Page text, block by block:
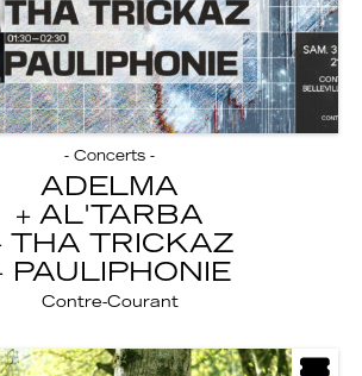
- Concerts -
ADELMA
AL'TARBA
THA TRICKAZ
PAULIPHONIE
Contre-Courant